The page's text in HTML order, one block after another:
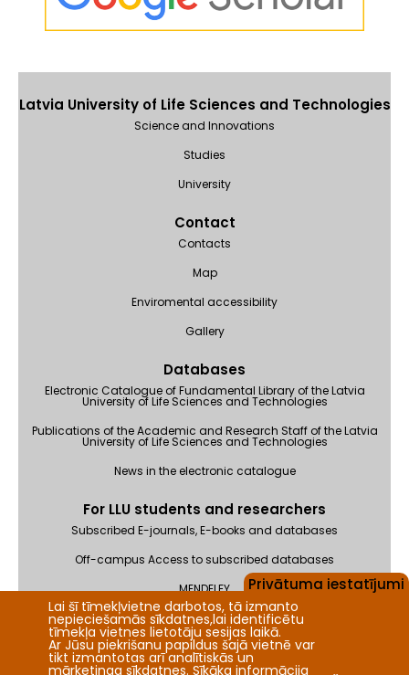
Latvia University of Life Sciences and Technologies
Science and Innovations
Studies
University
Contact
Contacts
Map
Enviromental accessibility
Gallery
Databases
Electronic Catalogue of Fundamental Library of the Latvia
University of Life Sciences and Technologies
Publications of the Academic and Research Staff of the Latvia
University of Life Sciences and Technologies
News in the electronic catalogue
For LLU students and researchers
Subscribed E-journals, E-books and databases
Off-campus Access to subscribed databases
MENDELEY
Feedback
Privātuma iestatījumi
Lai šī tīmekļvietne darbotos, tā izmanto
nepieciešamās sīkdatnes,lai identificētu
tīmekļa vietnes lietotāju sesijas laikā.
Ar Jūsu piekrišanu papildus šajā vietnē var
tikt izmantotas arī analītiskās un
mārketinga sīkdatnes. Sīkāka informācija